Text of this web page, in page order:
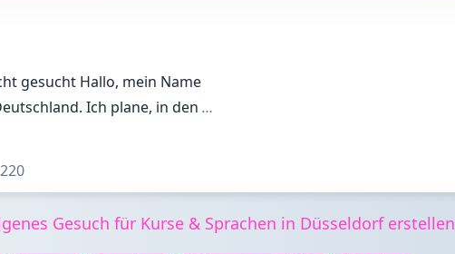
gesucht Hallo, mein Name
Ich plane, in den …
220
Gesuch für Kurse & Sprachen in Düsseldorf erstellen